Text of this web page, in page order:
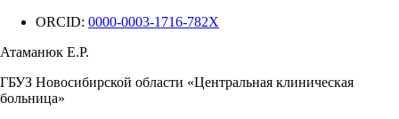
ORCID: 0000-0003-1716-782X
Атаманюк Е.Р.
ГБУЗ Новосибирской области «Центральная клиническая
больница»